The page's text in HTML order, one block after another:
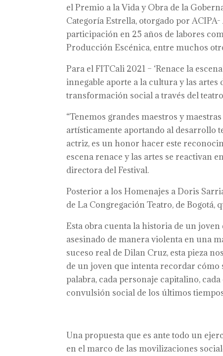
el Premio a la Vida y Obra de la
Categoría Estrella, otorgado por
participación en 25 años de labores
Producción Escénica, entre muchos
Para el FITCali 2021 – ‘Renace la
innegable aporte a la cultura y las artes
transformación social a través del
“Tenemos grandes maestros y
artísticamente aportando al desarrollo
actriz, es un honor hacer este
escena renace y las artes se reactivan
directora del Festival.
Posterior a los Homenajes a Doris
de La Congregación Teatro, de Bogotá,
Esta obra cuenta la historia de un
asesinado de manera violenta en una
suceso real de Dilan Cruz, esta pieza
de un joven que intenta recordar cómo
palabra, cada personaje capitalino,
convulsión social de los últimos
Una propuesta que es ante todo un
en el marco de las movilizaciones